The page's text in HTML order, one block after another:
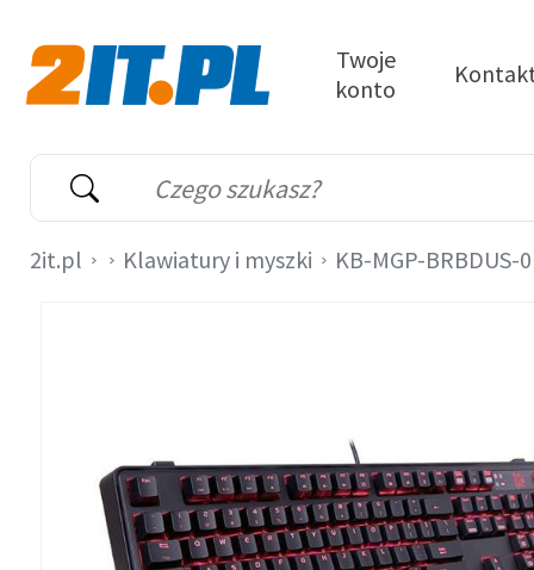
Wyszukiwarka
Słowo kluczowe
Twoje
konto
2it.pl Klawiatury i myszki KB-MGP-BRBDUS-